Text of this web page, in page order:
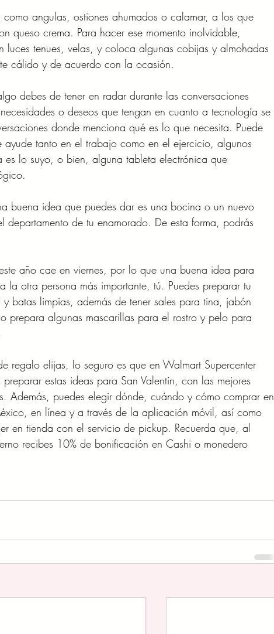
angulas, ostiones ahumados o calamar, a los que
queso crema. Para hacer ese momento inolvidable,
luces tenues, velas, y coloca algunas cobijas y almohadas
cálido y de acuerdo con la ocasión.
debes de tener en radar durante las conversaciones
o deseos que tengan en cuanto a tecnología se
donde menciona qué es lo que necesita. Puede
ayude tanto en el trabajo como en el ejercicio, algunos
es lo suyo, o bien, alguna tableta electrónica que
buena idea que puedes dar es una bocina o un nuevo
de tu enamorado. De esta forma, podrás
año cae en viernes, por lo que una buena idea para
la otra persona más importante, tú. Puedes preparar tu
batas limpias, además de tener sales para tina, jabón
prepara algunas mascarillas para el rostro y pelo para
regalo elijas, lo seguro es que en Walmart Supercenter
estas ideas para San Valentín, con las mejores
Además, puedes elegir dónde, cuándo y cómo comprar en
en línea y a través de la aplicación móvil, así como
en tienda con el servicio de pickup. Recuerda que, al
recibes 10% de bonificación en Cashi o monedero